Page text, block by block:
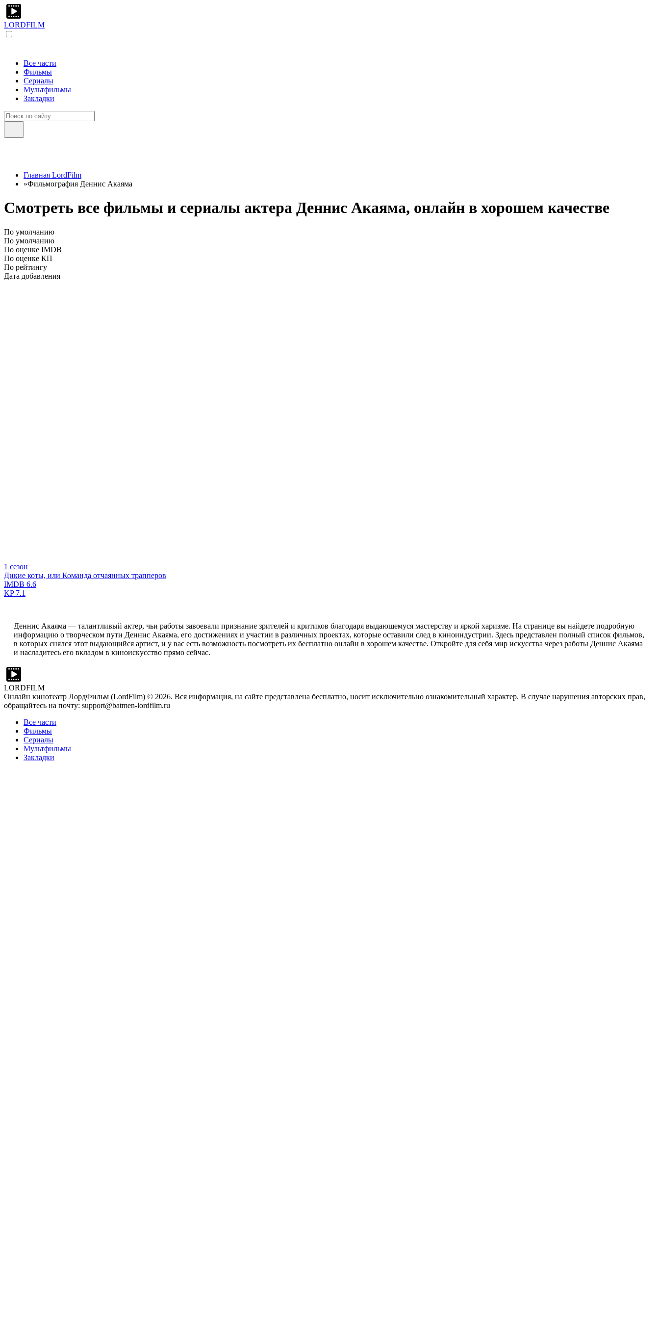
LORDFILM
Все части
Фильмы
Сериалы
Мультфильмы
Закладки
Главная LordFilm
»Фильмография Деннис Акаяма
Смотреть все фильмы и сериалы актера Деннис Акаяма, онлайн в хорошем качестве
По умолчанию
По умолчанию
По оценке IMDB
По оценке КП
По рейтингу
Дата добавления
1 сезон
Дикие коты, или Команда отчаянных трапперов
IMDB 6.6
KP7.1
Деннис Акаяма — талантливый актер, чьи работы завоевали признание зрителей и критиков благодаря выдающемуся мастерству и яркой харизме. На странице вы найдете подробную
информацию о творческом пути Деннис Акаяма, его достижениях и участии в различных проектах, которые оставили след в киноиндустрии. Здесь представлен полный список фильмов,
в которых снялся этот выдающийся артист, и у вас есть возможность посмотреть их бесплатно онлайн в хорошем качестве. Откройте для себя мир искусства через работы Деннис Акаяма
и насладитесь его вкладом в киноискусство прямо сейчас.
LORDFILM
Онлайн кинотеатр ЛордФильм (LordFilm) © 2026. Вся информация, на сайте представлена бесплатно, носит исключительно ознакомительный характер. В случае нарушения авторских прав,
обращайтесь на почту: support@batmen-lordfilm.ru
Все части
Фильмы
Сериалы
Мультфильмы
Закладки